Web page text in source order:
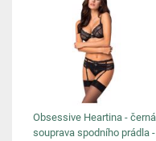
Obsessive Heartina - černá
souprava spodního prádla -